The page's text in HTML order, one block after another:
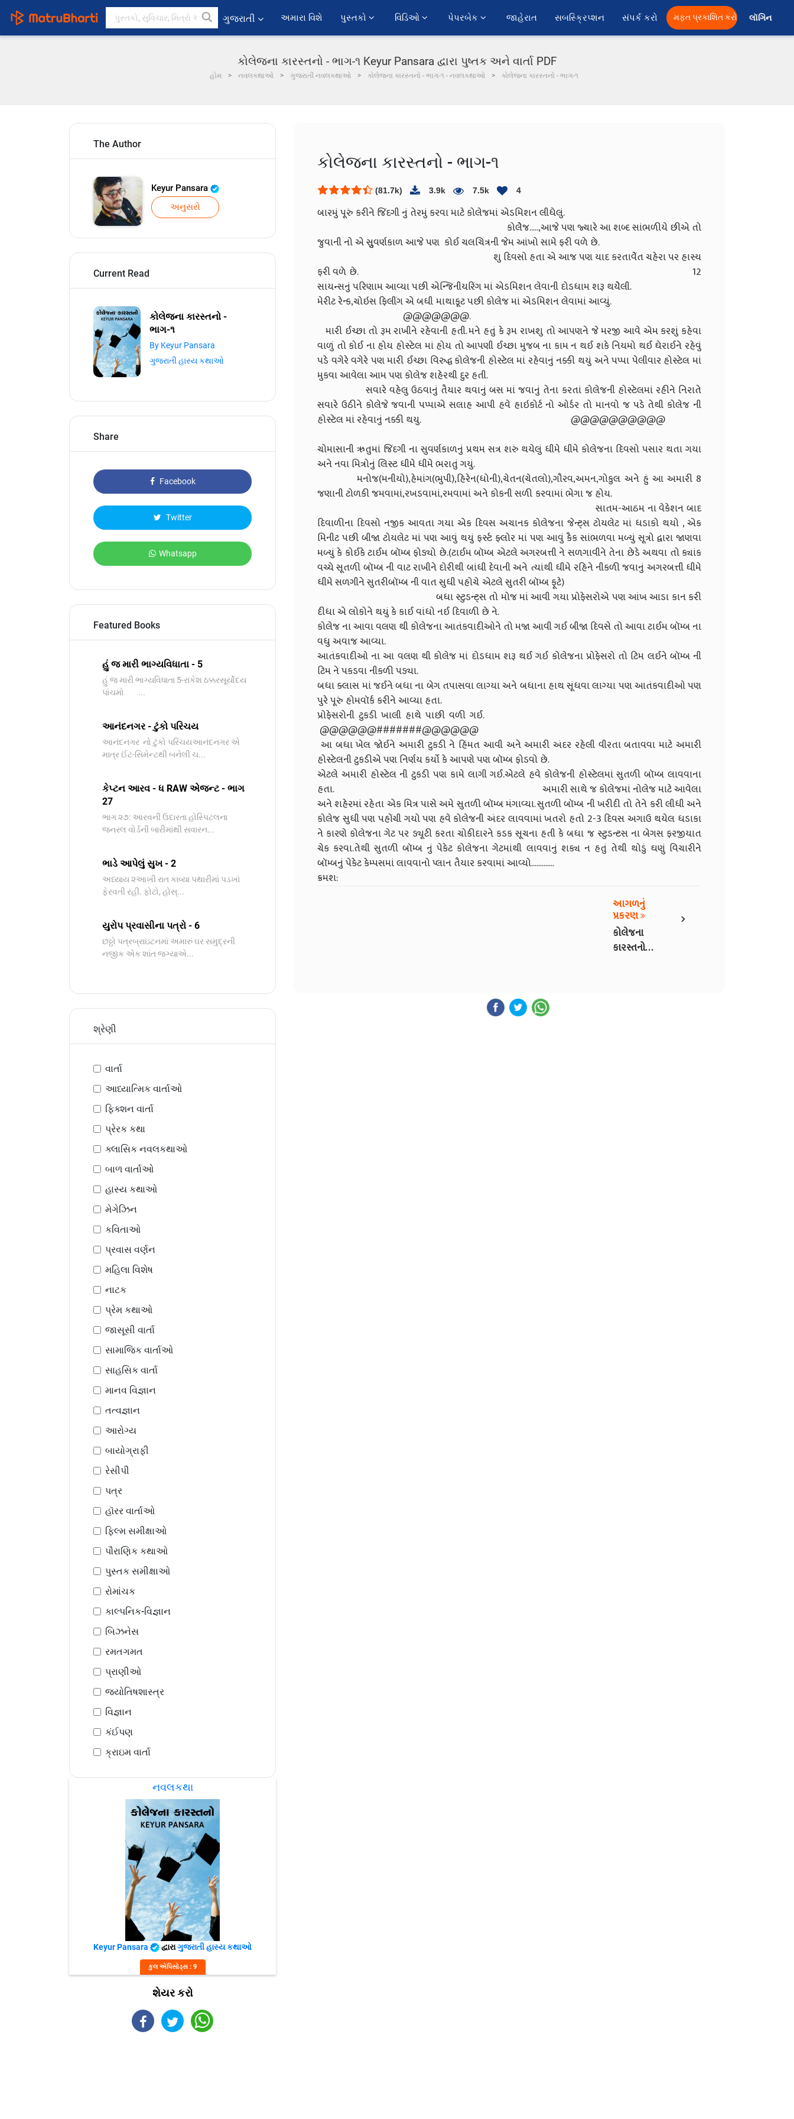
ગુજરાતી અમારા વિશે પુસ્તકો વિડિઓ પેપરબેક જાહેરાત સબસ્ક્રિપ્શન સંપર્ક કરો મફત પ્રકાશિત કરો લૉગિન
કોલેજના કારસ્તનો - ભાગ-૧ Keyur Pansara દ્વારા પુષ્તક અને વાર્તા PDF
હોમ નવલકથાઓ ગુજરાતી નવલકથાઓ કોલેજના કારસ્તનો - ભાગ-૧ - નવલકથાઓ કોલેજના કારસ્તનો - ભાગ-૧
The Author
Keyur Pansara
અનુસરો
Current Read
કોલેજના કારસ્તનો -
ભાગ-૧
By Keyur Pansara
ગુજરાતી હાસ્ય કથાઓ
Share
Facebook
Twitter
Whatsapp
Featured Books
હું જ મારી ભાગ્યવિધાતા - 5
હું જ મારી ભાગ્યવિધાતા 5-રાકેશ ઠક્કરસૂર્યોદય
પાંચમો ...
આનંદનગર - ટુંકો પરિચય
આનંદનગર નો ટુંકો પરિચયઆનંદનગર એ
માત્ર ઈંટ-સિમેન્ટથી બનેલી ચ...
કેપ્ટન આરવ - ધ RAW એજન્ટ - ભાગ
27
ભાગ ૨૭: આરવની ઉદારતા હોસ્પિટલના
જનરલ વોર્ડની બારીમાંથી સવારન...
ભાડે આપેલું સુખ - 2
અધ્યાય ૨આખી રાત કાવ્યા પથારીમાં પડખાં
ફેરવતી રહી. ફોટો, હોસ્...
યુરોપ પ્રવાસીના પત્રો - 6
છઠ્ઠો પત્રબ્રાઇટનમાં અમારું ઘર સમુદ્રની
નજીક એક શાંત જગ્યાએ...
શ્રેણી
વાર્તા
આધ્યાત્મિક વાર્તાઓ
ફિક્શન વાર્તા
પ્રેરક કથા
ક્લાસિક નવલકથાઓ
બાળ વાર્તાઓ
હાસ્ય કથાઓ
મેગેઝિન
કવિતાઓ
પ્રવાસ વર્ણન
મહિલા વિશેષ
નાટક
પ્રેમ કથાઓ
જાસૂસી વાર્તા
સામાજિક વાર્તાઓ
સાહસિક વાર્તા
માનવ વિજ્ઞાન
તત્વજ્ઞાન
આરોગ્ય
બાયોગ્રાફી
રેસીપી
પત્ર
હૉરર વાર્તાઓ
ફિલ્મ સમીક્ષાઓ
પૌરાણિક કથાઓ
પુસ્તક સમીક્ષાઓ
રોમાંચક
કાલ્પનિક-વિજ્ઞાન
બિઝનેસ
રમતગમત
પ્રાણીઓ
જ્યોતિષશાસ્ત્ર
વિજ્ઞાન
કંઈપણ
ક્રાઇમ વાર્તા
નવલકથા
Keyur Pansara દ્વારાગુજરાતી હાસ્ય કથાઓ
કુલ એપિસોડ્સ : 9
શેયર કરો
કોલેજના કારસ્તનો - ભાગ-૧
(81.7k) 3.9k 7.5k 4
બારમું પૂરું કરીને જિંદગી નું તેરમું કરવા માટે કોલેજમાં એડમિશન લીધેલું.
કોલેેેજ.....,આજે પણ જ્યારે આ શબ્દ સાંભળીયે છીએ તો
જુવાની નો એ સુુુવર્ણકાળ આજે પણ કોઈ ચલચિત્રની જેમ આંખો સામે ફરી વળે છે.
શુ દિવસો હતા એ આજ પણ યાદ કરતાવેેંત ચહેરા પર હાસ્ય
ફરી વળે છે. 12
સાયન્સનું પરિણામ આવ્યા પછી એન્જિનીયરિંગ માં એડમિશન લેવાની દોડધામ શરૂ થયેેેલી.
મેરીટ રેન્ક,ચોઇસ ફિલીંગ એ બધી માથાકૂટ પછી કોલેજ માં એડમિશન લેવામાં આવ્યું.
@@@@@@@.
મારી ઈચ્છા તો રૂમ રાખીને રહેવાની હતી. મને હતું કે રૂમ રાખશુ તો આપણને જે મરજી આવે એમ કરશું કહેવા
વાળું તો કોઈ ના હોય હોસ્ટેલ માં હોય તો આપણી ઈચ્છા મુજબ ના કામ ન થઈ શકે નિયમો થઈ ઘેરાઈને રહેવું
પડે વગેરે વગેરે પણ મારી ઈચ્છા વિરુદ્ધ કોલેજની હોસ્ટેલ માં રહેવાનું નક્કી થયું અને પપ્પા પેલીવાર હોસ્ટેલ માં
મુકવા આવેલા આમ પણ કોલેજ શહેરથી દુર હતી.
સવારે વહેલુ ઉઠવાનું તૈયાર થવાનું બસ માં જવાનું તેના કરતાં કોલેજની હોસ્ટેલમાં રહીને નિરાતે
સવારે ઉઠીને કોલેજે જવાની પપ્પાએ સલાહ આપી હવે હાઇકોર્ટ નો ઓર્ડર તો માનવો જ પડે તેથી કોલેજ ની
હોસ્ટેલ માં રહેવાનું નક્કી થયુ. @@@@@@@@@@
ચોમાસાની ઋતુમાં જિંદગી ના સુવર્ણકાળનું પ્રથમ સત્ર શરું થયેલું ધીમે ધીમે કોલેજના દિવસો પસાર થતા ગયા
અને નવા મિત્રોનું લિસ્ટ ધીમે ધીમે ભરાતું ગયું.
મનોજ(મનીયો),હેમાંગ(ભુપી),હિરેન(ધોની),ચેતન(ચેતલો),ગૌરવ,અમન,ગોકુલ અને હું આ અમારી 8
જણાની ટોળકી જમવામાં,રખડવામાં,રમવામાં અને કોકની સળી કરવામાં ભેગા જ હોય.
સાતમ-આઠમ ના વેકેશન બાદ
દિવાળીના દિવસો નજીક આવતા ગયા એક દિવસ અચાનક કોલેજના જેન્ટ્સ ટોયલેટ માં ધડાકો થયો , એક
મિનીટ પછી બીજા ટોયલેટ માં પણ આવું થયું ફર્સ્ટ ફ્લોર માં પણ આવું કૈક સાંભળવા મળ્યું સૂત્રો દ્વારા જાણવા
મળ્યું કે કોઈકે ટાઈમ બૉમ્બ ફોડ્યો છે.(ટાઈમ બૉમ્બ એટલે અગરબત્તી ને સળગાવીને તેના છેડે અથવા તો ક્યાંક
વચ્ચે સૂતળી બૉમ્બ ની વાટ રાખીને દોરીથી બાંધી દેવાની અને ત્યાંથી ધીમે રહિને નીકળી જવાનું અગરબત્તી ધીમે
ધીમે સળગીને સુતરીબૉમ્બ ની વાત સુધી પહોચે એટલે સુતરી બૉમ્બ ફૂટે)
બધા સ્ટુડન્ટ્સ તો મોજ માં આવી ગયા પ્રોફેસરોએ પણ આંખ આડા કાન કરી
દીધા એ લોકોને થયું કે કાઈ વાંધો નઈ દિવાળી છે ને.
કોલેજ ના આવા વલણ થી કોલેજના આતંકવાદીઓને તો મજા આવી ગઈ બીજા દિવસે તો આવા ટાઈમ બૉમ્બ ના
વધુ અવાજ આવ્યા.
આતંકવાદીઓ ના આ વલણ થી કોલેજ માં દોડધામ શરૂ થઈ ગઈ કોલેજના પ્રોફેસરો તો ટિમ લઈને બૉમ્બ ની
ટિમ ને પકડવા નીકળી પડ્યા.
બધા ક્લાસ માં જઈને બધા ના બેગ તપાસવા લાગ્યા અને બધાના હાથ સૂંધવા લાગ્યા પણ આતંકવાદીઓ પણ
પુરે પૂરું હોમવૉર્ક કરીને આવ્યા હતા.
પ્રોફેસરોની ટુકડી ખાલી હાથે પાછી વળી ગઈ.
@@@@@@#######@@@@@@
આ બધા ખેલ જોઈને અમારી ટુકડી ને હિંમત આવી અને અમારી અંદર રહેલી વીરતા બતાવવા માટે અમારી
હોસ્ટેલની ટુકડીએ પણ નિર્ણય કર્યો કે આપણે પણ બૉમ્બ ફોડવો છે.
એટલે અમારી હોસ્ટેલ ની ટુકડી પણ કામે લાગી ગઈ.એટલે હવે કોલેજની હોસ્ટેલમાં સુતળી બૉમ્બ લાવવાના
હતા. અમારી સાથે જ કોલેજમાં નોલેજ માટે આવેલા
અને શહેરમાં રહેતા એક મિત્ર પાસે અમે સુતળી બૉમ્બ મંગાવ્યા. સુતળી બૉમ્બ ની ખરીદી તો તેને કરી લીધી અને
કોલેજ સુધી પણ પહોંચી ગયો પણ હવે કોલેજની અંદર લાવવામાં ખતરો હતો 2-3 દિવસ અગાઉ થયેલ ધડાકા
ને કારણે કોલેજના ગેટ પર ડ્યૂટી કરતા ચોકીદારને કડક સૂચના હતી કે બધા જ સ્ટુડન્ટસ ના બેગસ ફરજીયાત
ચેક કરવા.તેથી સુતળી બૉમ્બ નું પેકેટ કોલેજના ગેટમાંથી લાવવાનું શક્ય ન હતું તેથી થોડું ઘણું વિચારીને
બૉમ્બનું પેકેટ કેમ્પસમાં લાવવાનો પ્લાન તૈયાર કરવામાં આવ્યો.............
ક્રમશ:
›
આગળનું
પ્રકરણ
કોલેજના
કારસ્તનો